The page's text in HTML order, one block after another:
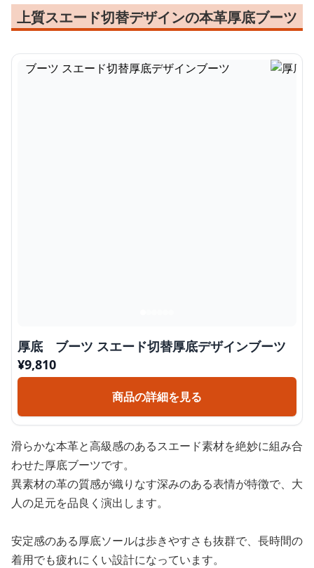
上質スエード切替デザインの本革厚底ブーツ
厚底 ブーツ スエード切替厚底デザインブーツ
¥9,810
商品の詳細を見る
滑らかな本革と高級感のあるスエード素材を絶妙に組み合
わせた厚底ブーツです。
異素材の革の質感が織りなす深みのある表情が特徴で、大
人の足元を品良く演出します。
安定感のある厚底ソールは歩きやすさも抜群で、長時間の
着用でも疲れにくい設計になっています。